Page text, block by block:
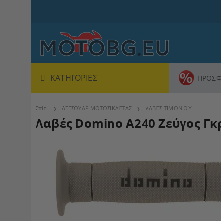
ΚΑΤΗΓΟΡΊΕΣ
Σπίτι ΑΞΕΣΟΥΑΡ ΜΟΤΟΣΙΚΛΈΤΑΣ ΛΑΒΈΣ ΤΙΜΟΝΙΟΎ
Λαβές Domino A240 Ζεύγος